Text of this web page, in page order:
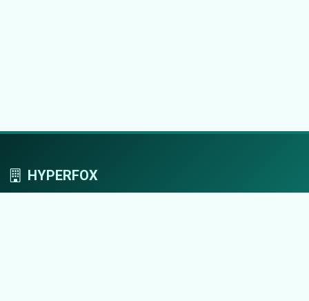
HYPERFOX